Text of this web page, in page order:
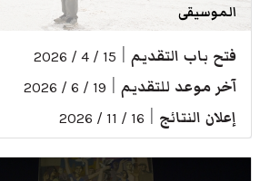
الموسيقى
فتح باب التقديم 15 / 4 / 2026
آخر موعد للتقديم 19 / 6 / 2026
إعلان النتائج 16 / 11 / 2026